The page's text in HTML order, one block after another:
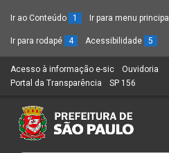
Ir ao Conteúdo 1 Ir para menu principal
Ir para rodapé 4 Acessibilidade 5
Acesso à informação e-sic (Link
para
novo
sítio)
Ouvidoria
Portal da Transparência (Link
um
novo
SP 156